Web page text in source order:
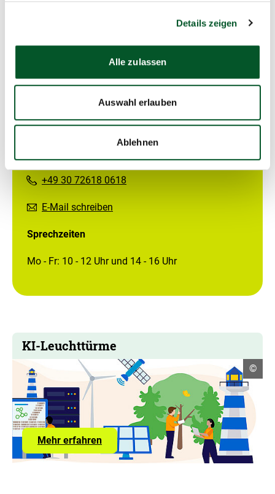
Details zeigen
Alle zulassen
Auswahl erlauben
Ablehnen
bundesweit 1. Digitaltag dient dazu, Digitalisierung
Kontakt
+49 30 72618 0618
E-Mail schreiben
Sprechzeiten
Mo - Fr: 10 - 12 Uhr und 14 - 16 Uhr
KI-Leuchttürme
Mehr erfahren
©